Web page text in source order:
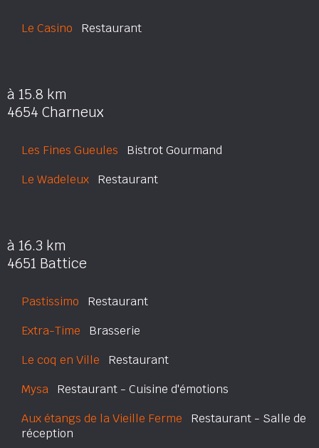
Le Casino Restaurant
à 15.8 km
4654 Charneux
Les Fines Gueules Bistrot Gourmand
Le Wadeleux Restaurant
à 16.3 km
4651 Battice
Pastissimo Restaurant
Extra-Time Brasserie
Le coq en Ville Restaurant
Mysa Restaurant - Cuisine d'émotions
Aux étangs de la Vieille Ferme Restaurant - Salle de
réception